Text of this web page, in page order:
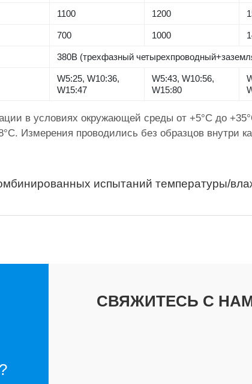
1100 1200
700 1000
380В (трехфазный
W5:25, W10:36,
W15:47
W5:43, W10:56,
W15:80
в условиях окружающей среды от +5°C до
Измерения проводились без образцов внутри
испытаний температуры/
СВЯЖИТЕСЬ С